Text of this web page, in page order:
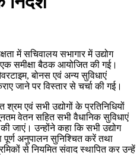
में सचिवालय सभागार में उद्योग
समीक्षा बैठक आयोजित की गई।
बोनस एवं अन्य सुविधाएं
जाने पर विस्तार से चर्चा की गई।
एवं सभी उद्योगों के प्रतिनिधियों
वेतन सहित सभी वैधानिक सुविधाएं
जाएं। उन्होंने कहा कि सभी उद्योग
पूर्ण अनुपालन सुनिश्चित करें तथा
से नियमित संवाद स्थापित कर उन्हें